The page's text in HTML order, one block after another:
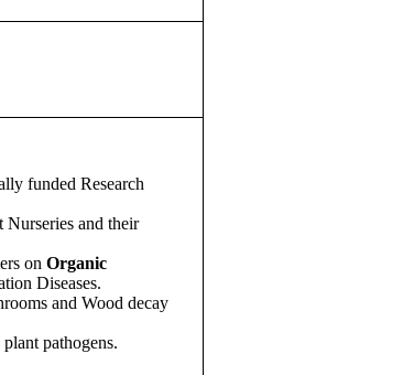
funded Research
and their
on Organic
Diseases.
and Wood decay
pathogens.